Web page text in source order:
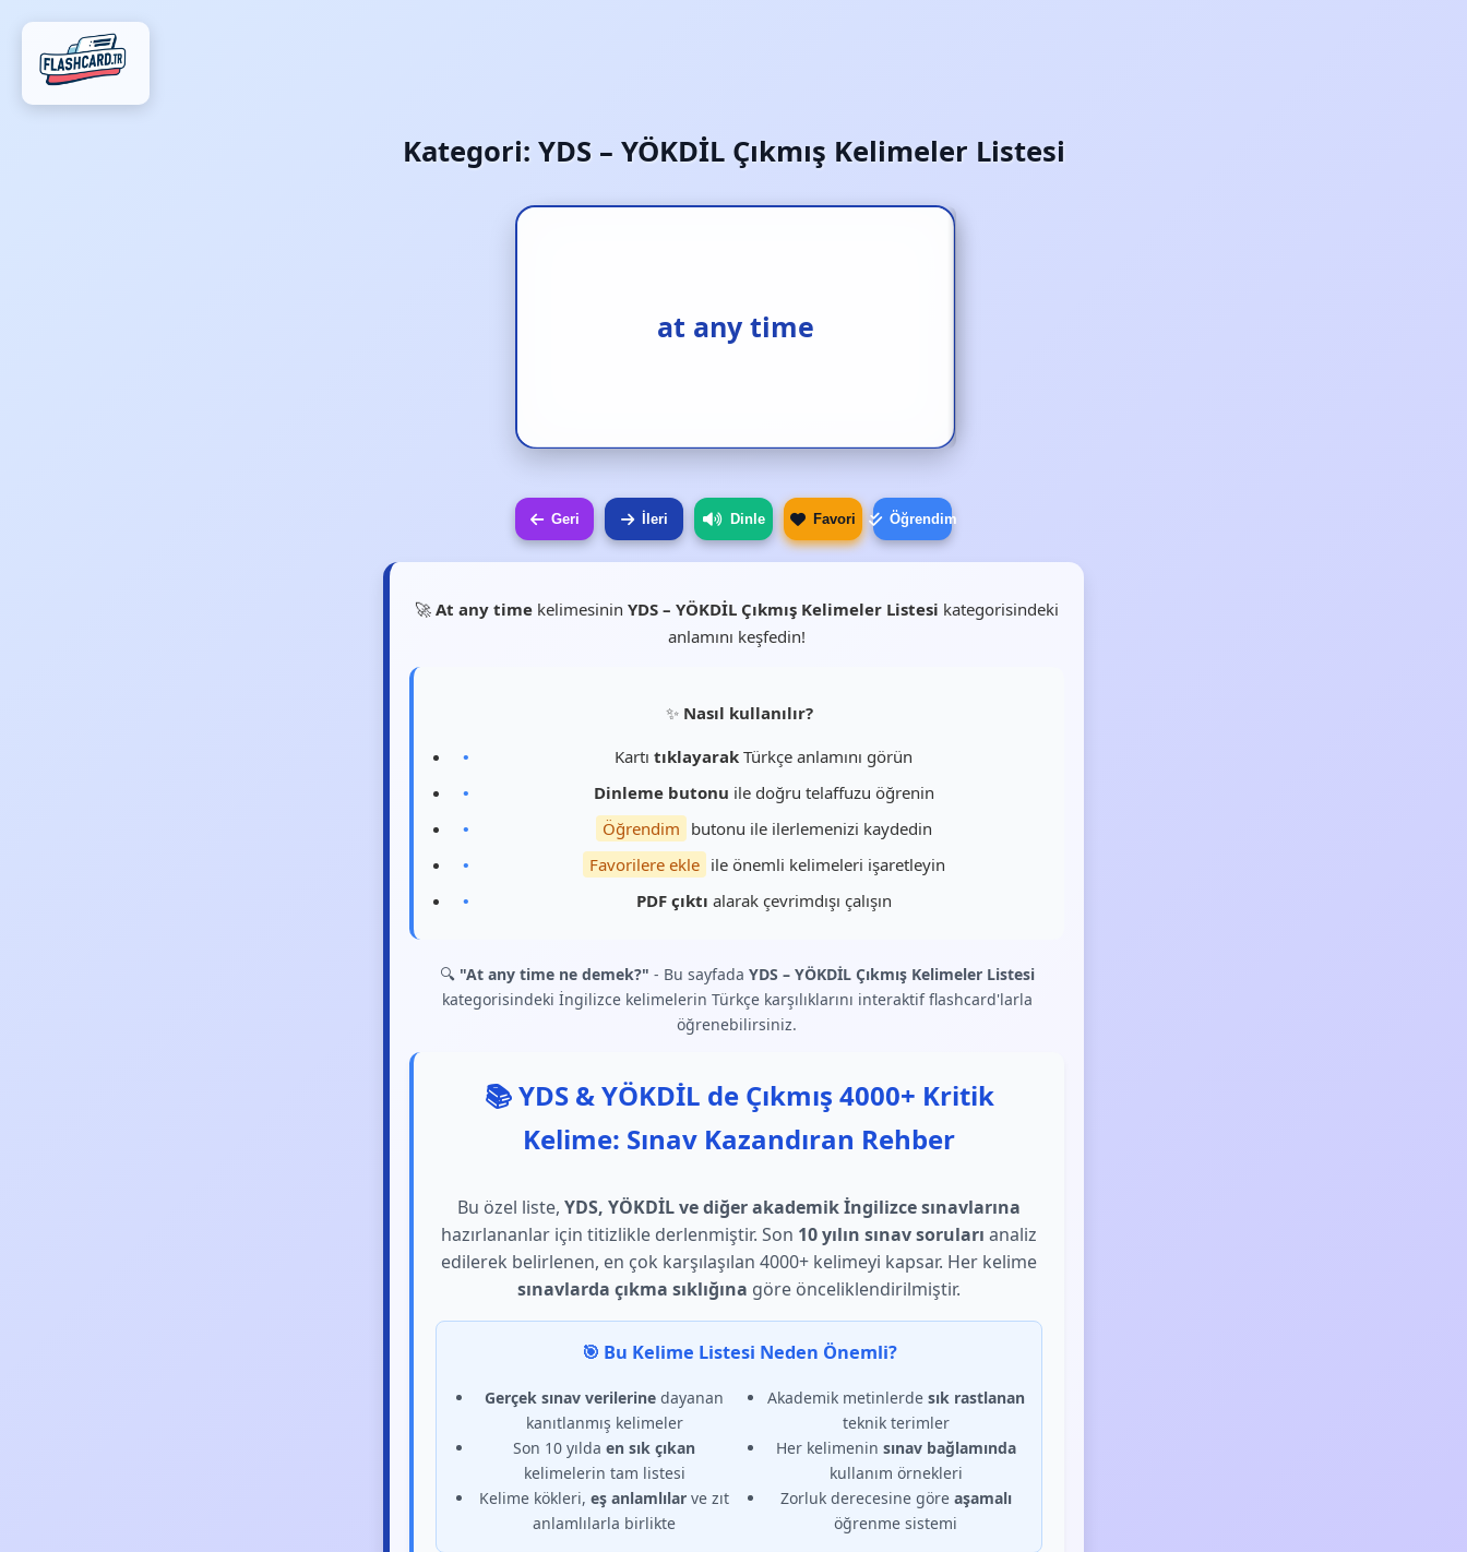
Kategori: YDS – YÖKDİL Çıkmış Kelimeler Listesi
at any time
her an
Geri İleri Dinle Favori Öğrendim
🚀 At any time kelimesinin YDS – YÖKDİL Çıkmış Kelimeler Listesi kategorisindeki
anlamını keşfedin!
✨ Nasıl kullanılır?
Kartı tıklayarak Türkçe anlamını görün
Dinleme butonu ile doğru telaffuzu öğrenin
Öğrendim butonu ile ilerlemenizi kaydedin
Favorilere ekle ile önemli kelimeleri işaretleyin
PDF çıktı alarak çevrimdışı çalışın
🔍 "At any time ne demek?" - Bu sayfada YDS – YÖKDİL Çıkmış Kelimeler Listesi
kategorisindeki İngilizce kelimelerin Türkçe karşılıklarını interaktif flashcard'larla
öğrenebilirsiniz.
📚 YDS & YÖKDİL de Çıkmış 4000+ Kritik
Kelime: Sınav Kazandıran Rehber
Bu özel liste, YDS, YÖKDİL ve diğer akademik İngilizce sınavlarına
hazırlananlar için titizlikle derlenmiştir. Son 10 yılın sınav soruları analiz
edilerek belirlenen, en çok karşılaşılan 4000+ kelimeyi kapsar. Her kelime
sınavlarda çıkma sıklığına göre önceliklendirilmiştir.
🎯 Bu Kelime Listesi Neden Önemli?
Gerçek sınav verilerine dayanan
kanıtlanmış kelimeler
Son 10 yılda en sık çıkan
kelimelerin tam listesi
Kelime kökleri, eş anlamlılar ve zıt
anlamlılarla birlikte
Akademik metinlerde sık rastlanan
teknik terimler
Her kelimenin sınav bağlamında
kullanım örnekleri
Zorluk derecesine göre aşamalı
öğrenme sistemi